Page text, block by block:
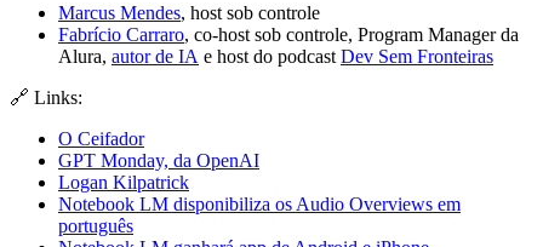
Marcus Mendes, host sob controle
Fabrício Carraro, co-host sob controle, Program Manager da
Alura, autor de IA e host do podcast Dev Sem Fronteiras
🔗 Links:
O Ceifador
GPT Monday, da OpenAI
Logan Kilpatrick
Notebook LM disponibiliza os Audio Overviews em
português